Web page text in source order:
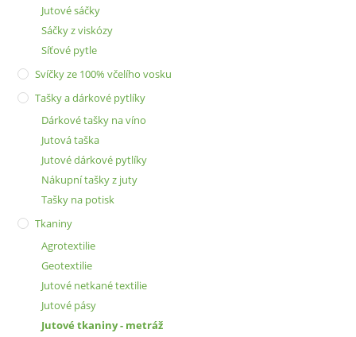
Jutové sáčky
Sáčky z viskózy
Síťové pytle
Svíčky ze 100% včelího vosku
Tašky a dárkové pytlíky
Dárkové tašky na víno
Jutová taška
Jutové dárkové pytlíky
Nákupní tašky z juty
Tašky na potisk
Tkaniny
Agrotextilie
Geotextilie
Jutové netkané textilie
Jutové pásy
Jutové tkaniny - metráž